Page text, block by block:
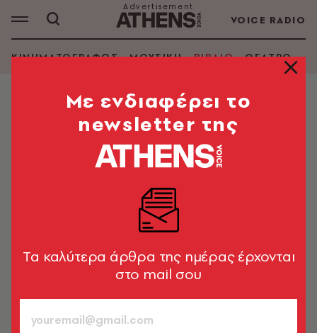
VOICE RADIO
ΚΙΝΗΜΑΤΟΓΡΑΦΟΣ ΜΟΥΣΙΚΗ ΒΙΒΛΙΟ ΘΕΑΤΡΟ -
ΝΕΣΙΕ ΓΙΑΣΙΝ
ΑΝΑΖΗΤΗΣΗ ΒΙΒΛΙΟΥ
Mε ενδιαφέρει το
newsletter της
Tα καλύτερα άρθρα της ημέρας έρχονται
στο mail σου